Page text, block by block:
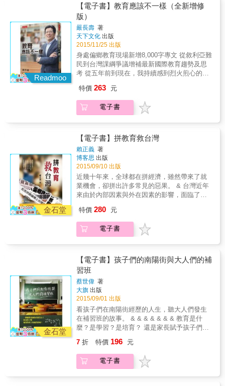
作技能，因為創業是一項綜合藝術，創業者對
每個項目都需要有專精的了解；創業訓練帶來
深度思考及國際觀，另外創業最具威力的一項
優點是，創業訓練帶給你選擇的自由
（Freedom to Choose）。還有，創業訓練會帶
來樂觀與不懈的精神、做事有旺盛企圖心、學
會怎麼由失敗中再站起來而成為樂觀者、具有
自信；以及創業訓練可以讓你成為永遠的成功
育想法與創業訓練詳細的內容，接著他們提出
創業心態的概念，包括了「熱情」、「好
奇」、「無懼」、「速度」、「急迫感」、
「擁抱失敗」六種態度。創業心態其實不僅能
會成功，而這些做事及生活態度，都是學校沒
有教的。 接下來，作者談及「創業精神」包括
了「解決問題」、「創造」、「組織是平的」
以及「找到缺的那一塊」。然後他們深入解釋
創業訓練中最重要的部分，也就是「完全浸
入」的作法，其中包括由學生訪問年輕的創業
者，了解他們如何創業，他們曾經碰到那些困
難等；還帶領學生參觀新創公司的展覽，坐在
創業加速器或Incubator的Demo Day。另外，
的商業產品等&hellip;&hellip;，也都是「完全浸
入」的一環。 作者並在此提出一個他們認為很
重要的概念：要從小開始（Start Young），並
要和有利。 最後是五個年輕創業家的故事，相
當於創業訓練中的案例研究（Case
Studies），這讓學生小小年紀就有識途老馬的
經驗，讓他們未來在創業的時候，成功的機會
自然大增。
關性，深入探討如何讓小孩具備自我動機，他
能自己驅動自己，追求他的熱情，是父母夢寐
以求的事。但是許多父母的行為其實是反大腦
學習，是撲滅學習動機的作法。作者在這一部
提及何謂內在動機（Intrinsic Motivation）和外
在動機（Extrinsic Motivation），以及如何培
養孩子的學習動機。 另外，作者並探討了「習
慣」（Habit），因為想要改變什麼壞習慣，如
果不知道大腦是怎麼運作的，習慣在大腦內是
怎麼形成的，就根本無法改變習慣。如果了解
慣，永遠的去除惡習。這裡便提出父母可以怎
樣幫助孩子去除某些壞習慣。 接著，作者談到
電腦，並回答了三個父母最關心與最常問到的
會傷害小孩眼睛怎麼辦？三、小孩沉溺在電玩
或電腦裏，怎麼辦？並提出他們的親身經驗和
做法分享。 最後，作者提出一些非常重要但父
母師長經常誤解的事：成長理論中的失敗，以
及如何看待失敗；電玩遊戲不是洪水猛獸，以
及好的電玩遊戲其實可以幫助孩子學習；還
有，為什麼學業成績不怎麼樣的學生反而會是
業成功人士的實例，解釋為什麼他們能反敗為
勝。 作者總結道：如果能花時間在專業的學習
上，或把語言念好（不是考試，而是真能運
年起的6年間早已進行了超過450次的教育改
革， 當執全球創意牛耳的史丹佛大學，已準備
打破系所高牆，擘劃以能力為中心的學習基
地， 當教育大國，都在朝跨界多元、呵護異才
的道路上邁進&hellip;&hellip; 我們不禁急切探
問： 如何鬆開僵固的學習步調與教學模式，讓
適性揚才不再只是一句口號？ 本書特色 勾勒近
年先進國家重大教育趨勢，記錄台灣教育現場
一次掌握未來五年的教育關鍵字。 明日教育，
應該是讓老師能夠適性而教，孩子得以適性而
學， 讓我們陪著孩子，預見明日課程，遇見明
年共推動了450次以上的教改，以及芬蘭課綱、
程式教育著眼培養孩子哪7種應對未來的能力。
@深入探訪國外教育現場：從芬蘭、美國、英
國、日本等教育改革，眺望世界最新教育發
展，了解先進國家如何重新思考基礎教育。 @
聚焦國內教育現場變化：解析107課綱精神所欲
培養的核心素養與能力，將如何改變高中教學
現場；了解「台灣教育史上最大開放」的實驗
教育三法，帶動了哪些改革與變化。 @匯聚重
（Todd Rose）；前芬蘭國家教育委員會課綱主
席哈梅琳（Irmeli Halinen）；英國推動程式資
訊教育非營利組織CAS創始成員湯姆&bull;柯里
KIPP創辦人麥克&bull;芬柏格（Mike
Feinberg）；均一教育平台創辦人方新舟、台
灣華德福教育推手張純淑、偏鄉小校轉型先行
者陳清圳、原民課程改革者伍麗華
&hellip;&hellip; 關鍵字：課綱改革、程式與資
訊教育、教育改革、實驗教育、適性學習
革，如何著力於培養孩子面對未來的7種關鍵能
力？這給107課綱即將上路的台灣，帶來哪些啟
示？ 為什麼程式教育被形容為「新一代的讀寫
能力」？美國如何讓兒童愛上寫程式、英國如
何讓老師不怕教程式？程式教育能培養孩子哪7
何主張打破「平均的迷思」？主張「適性而
教」的老師與學校，他們是怎麼想？如何做？
107課綱不斷提到的核心素養、學習歷程檔案、
校定必修選修，究竟是什麼？將會如何撼動目
過，隔年就有19所新設立的公辦公營學校。雨
後春筍般冒出的實驗教育學校與自學團體，背
後代表了什麼意義？ 當OECD會員國，自2008
革， 當執全球創意牛耳的史丹佛大學，已準備
打破系所高牆，擘劃以能力為中心的學習基
地， 當教育大國，都在朝跨界多元、呵護異才
的道路上邁進&hellip;&hellip; 我們不禁急切探
問： 如何鬆開僵固的學習步調與教學模式，讓
適性揚才不再只是一句口號？ 本書特色 勾勒近
年先進國家重大教育趨勢，記錄台灣教育現場
一次掌握未來五年的教育關鍵字。 明日教育，
應該是讓老師能夠適性而教，孩子得以適性而
學， 讓我們陪著孩子，預見明日課程，遇見明
年共推動了450次以上的教改，以及芬蘭課綱、
程式教育著眼培養孩子哪7種應對未來的能力。
@深入探訪國外教育現場：從芬蘭、美國、英
國、日本等教育改革，眺望世界最新教育發
展，了解先進國家如何重新思考基礎教育。 @
聚焦國內教育現場變化：解析107課綱精神所欲
培養的核心素養與能力，將如何改變高中教學
現場；了解「台灣教育史上最大開放」的實驗
教育三法，帶動了哪些改革與變化。 @匯聚重
要教育領袖觀點：哈佛教育學者陶德&bull;羅斯
席哈梅琳（Irmeli Halinen）；英國推動程式資
訊教育非營利組織CAS創始成員湯姆&bull;柯里
克（Tom Crick）；美國最大公辦民營學校
Readmoo
【電子書】教育應該不一樣（全新增修
版）
嚴長壽 著
天下文化 出版
2015/11/25 出版
身處偏鄉教育現場新增8,000字專文 從敘利亞難
民到台灣課綱爭議增補最新國際教育趨勢及思
考 從五年前到現在，我持續感到烈火煎心的焦
業危機 台灣的未來已經走在歷史成敗的懸崖邊
緣 我們不能再身陷過去錯誤的泥淖 教育，是我
們最後、最深的希望 --嚴長壽 從關心技職教育
該不一樣》一書，希望喚起各界對於教育問題
的重視。近五年的時間，書中曾預言的高學歷
通膨、技職教育黑洞、大學倒閉......等等問
題，一一成真，既有沉痾尚未消弭，原能支撐
的優勢卻一夕崩解，如天使般的科技，也帶來
了如魔鬼般的誘惑...... 如果去問2009年、剛從
亞都麗緻飯店淡出的嚴長壽，相信他自己也沒
有想到，6年後的今天，他是兩所學校的董事
長，會從「觀光教父」，變成教育改革的一
育。 嚴長壽曾說，「台灣不缺批評的人，缺的
是捲起袖子做的人」。摘除腫瘤、理應養生保
健的他，選擇了一條人煙稀少，更需要多年才
可見成效的教育之路，走到偏鄉、承擔辦學的
壓力與責任。眼看台灣原有優勢在全球局勢急
遽變動下快速崩解，他再次執筆、出版《教育
應該不一樣--全新增修版》，一字一句增補他這
五年來在教育現場的經驗、國際趨勢的發展，
更以8,000字專文直指現今教育的盲點。 教育，
是我們最後、最深的希望。但是要改變現狀，
卻不是小修小補所能做到的，必須全國上下不
分黨派、立場通力合作，為台灣找到未來新的
職。
特價 263 元
電子書
金石堂
【電子書】拼教育救台灣
賴正義 著
博客思 出版
2015/09/10 出版
近幾十年來，全球都在拼經濟，雖然帶來了就
業機會，卻拼出許多常見的惡果。 & 台灣近年
來由於內部因素與外在因素的影響，面臨了經
項台灣經濟發展的新思維，進而主張依台灣的
國情，應先拼教育，並說明拼教育也可以救經
濟。 & 台灣拼教育的要訣在於提升學生素質與
推動做法。 & 拼教育的好處多多，除了可以救
經濟，也可打造豐富人生、轉型社會正義、擺
脫中國影響、走出台灣逆境。
特價 280 元
電子書
金石堂
【電子書】孩子們的南陽街與大人們的補
習班
蔡世偉 著
大旗 出版
2015/09/01 出版
看孩子們在南陽街經歷的人生，聽大人們發生
在補習班的故事。 & & & & & & & 教育是什
麼？是學習？是培育？ 還是家長賦予孩子們的
的孩子們，除了學業，還能從補習得到些什
麼？ & 一個台大外文系畢業的高材生，因緣際
會踏進「補教業」，從此有了「一入補教深似
7 折 特價 196 元
電子書